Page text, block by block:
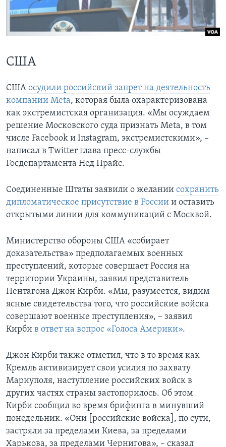
Learning English
Языки
США
США осудили российский запрет на деятельность
компании Meta, которая была охарактеризована
как экстремистская организация. «Мы осуждаем
решение Московского суда признать Meta, в том
числе Facebook и Instagram, экстремистскими», –
написал в Twitter глава пресс-службы
Госдепартамента Нед Прайс.
Соединенные Штаты заявили о желании сохранить
дипломатическое присутствие в России и оставить
открытыми линии для коммуникаций с Москвой.
Министерство обороны США «собирает
доказательства» предполагаемых военных
преступлений, которые совершает Россия на
территории Украины, заявил представитель
Пентагона Джон Кирби. «Мы, разумеется, видим
ясные свидетельства того, что российские войска
совершают военные преступления», – заявил
Кирби в ответ на вопрос «Голоса Америки».
Джон Кирби также отметил, что в то время как
Кремль активизирует свои усилия по захвату
Мариуполя, наступление российских войск в
других частях страны застопорилось. Об этом
Кирби сообщил во время брифинга в минувший
понедельник. «Они [российские войска], по сути,
застряли за пределами Киева, за пределами
Харькова, за пределами Чернигова», – сказал